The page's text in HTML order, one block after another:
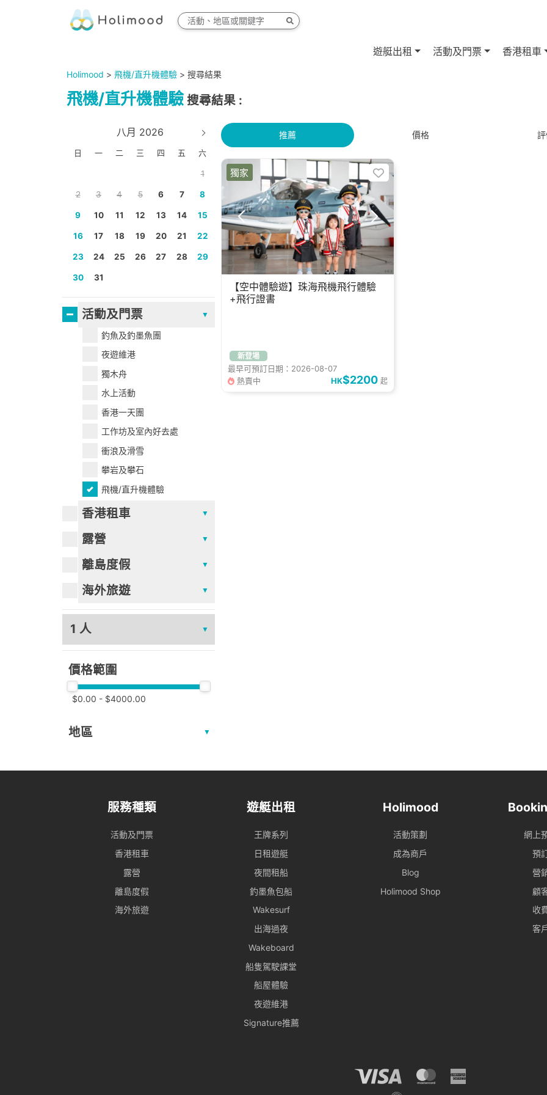
遊艇出租 活動及門票 香港租車
Holimood > 飛機/直升機體驗> 搜尋結果
飛機/直升機體驗搜尋結果 :
八月 2026
日 一 二 三 四 五 六
1
2 3 4 5 6 7 8
9 10 11 12 13 14 15
16 17 18 19 20 21 22
23 24 25 26 27 28 29
30 31
活動及門票
釣魚及釣墨魚團
夜遊維港
獨木舟
水上活動
香港一天團
工作坊及室內好去處
衝浪及滑雪
攀岩及攀石
飛機/直升機體驗
香港租車
露營
離島度假
海外旅遊
價格範圍
$0.00 - $4000.00
地區
推薦 價格
【空中體驗遊】珠海飛機飛行體驗
+飛行證書
新登場
最早可預訂日期：2026-08-07
熱賣中
HK$2200 起
獨家
服務種類
活動及門票
香港租車
露營
離島度假
海外旅遊
遊艇出租
王牌系列
日租遊艇
夜間租船
釣墨魚包船
Wakesurf
出海過夜
Wakeboard
船隻駕駛課堂
船屋體驗
夜遊維港
Signature推薦
Holimood
活動策劃
成為商戶
Blog
Holimood Shop
網上
預
營
顧
收
客